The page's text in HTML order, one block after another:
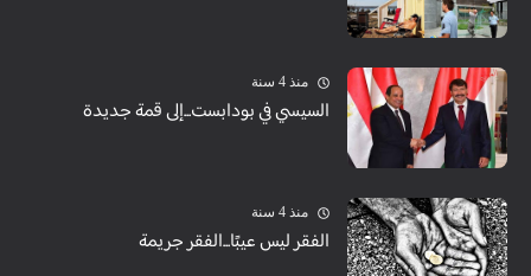
منذ 4 سنة
السيسي في بودابست...إلى قمة جديدة
منذ 4 سنة
الفقر ليس عيبًا...الفقر جريمة